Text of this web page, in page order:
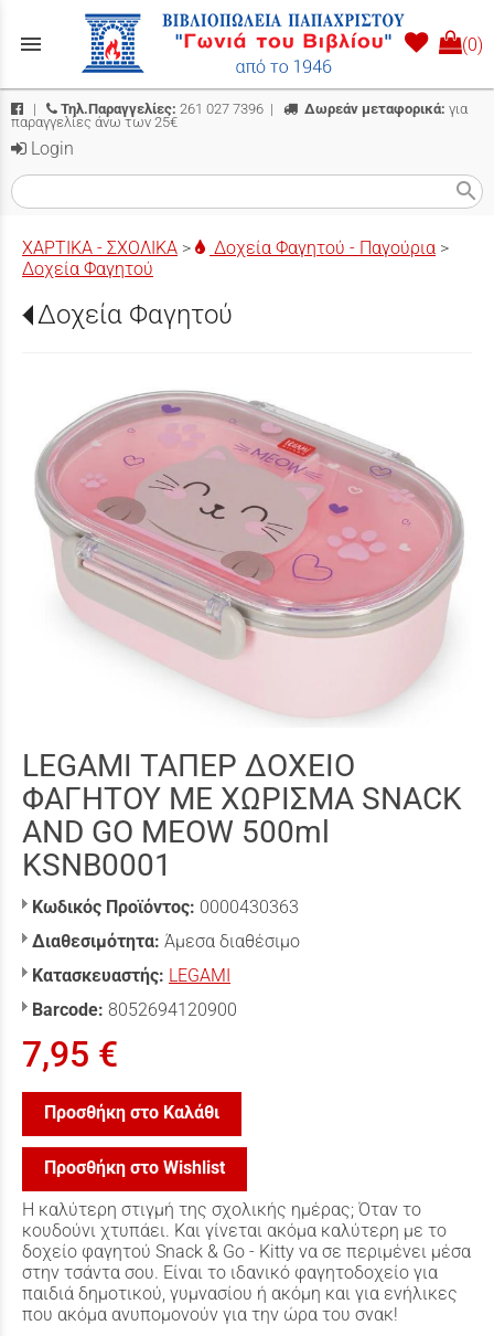
menu (0)
| Τηλ.Παραγγελίες: 261 027 7396 | Δωρεάν μεταφορικά: για
παραγγελίες άνω των 25€
Login
search
ΧΑΡΤΙΚΑ - ΣΧΟΛΙΚΑ > Δοχεία Φαγητού - Παγούρια >
Δοχεία Φαγητού
Δοχεία Φαγητού
LEGAMI ΤΑΠΕΡ ΔΟΧΕΙΟ
ΦΑΓΗΤΟΥ ΜΕ ΧΩΡΙΣΜΑ SNACK
AND GO MEOW 500ml
KSNB0001
Κωδικός Προϊόντος: 0000430363
Διαθεσιμότητα: Άμεσα διαθέσιμο
Κατασκευαστής: LEGAMI
Barcode: 8052694120900
7,95 €
Προσθήκη στο Καλάθι
Προσθήκη στο Wishlist
Η καλύτερη στιγμή της σχολικής ημέρας; Όταν το
κουδούνι χτυπάει. Και γίνεται ακόμα καλύτερη με το
δοχείο φαγητού Snack & Go - Kitty να σε περιμένει μέσα
στην τσάντα σου. Είναι το ιδανικό φαγητοδοχείο για
παιδιά δημοτικού, γυμνασίου ή ακόμη και για ενήλικες
που ακόμα ανυπομονούν για την ώρα του σνακ!